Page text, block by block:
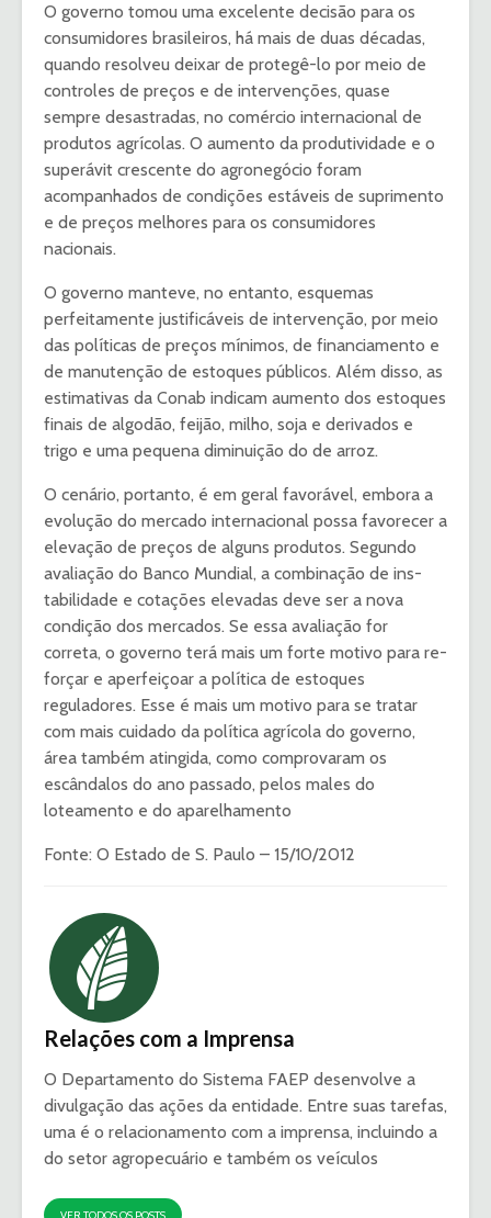
O governo tomou uma exce­lente decisão para os
consumi­dores brasileiros, há mais de duas décadas,
quando resolveu deixar de protegê-lo por meio de
controles de preços e de in­tervenções, quase
sempre de­sastradas, no comércio interna­cional de
produtos agrícolas. O aumento da produtividade e o
superávit crescente do agrone­gócio foram
acompanhados de condições estáveis de supri­mento
e de preços melhores pa­ra os consumidores
nacionais.
O governo manteve, no en­tanto, esquemas
perfeitamen­te justificáveis de intervenção, por meio
das políticas de pre­ços mínimos, de financiamen­to e
de manutenção de esto­ques públicos. Além disso, as
estimativas da Conab indicam aumento dos estoques
finais de algodão, feijão, milho, soja e derivados e
trigo e uma peque­na diminuição do de arroz.
O cenário, portanto, é em ge­ral favorável, embora a
evolu­ção do mercado internacional possa favorecer a
elevação de preços de alguns produtos. Segundo
avaliação do Banco Mundial, a combinação de ins­
tabilidade e cotações elevadas deve ser a nova
condição dos mercados. Se essa avaliação for
correta, o governo terá mais um forte motivo para re­
forçar e aperfeiçoar a política de estoques
reguladores. Esse é mais um motivo para se tra­tar
com mais cuidado da políti­ca agrícola do governo,
área também atingida, como com­provaram os
escândalos do ano passado, pelos males do
loteamento e do aparelhamento
Fonte: O Estado de S. Paulo – 15/10/2012
Relações com a Imprensa
O Departamento do Sistema FAEP desenvolve a
divulgação das ações da entidade. Entre suas tarefas,
uma é o relacionamento com a imprensa, incluindo a
do setor agropecuário e também os veículos